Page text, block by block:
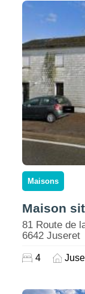
Maisons
Maison
81 Route de
6642 Juseret
4